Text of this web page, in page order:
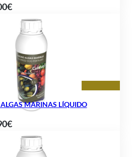
€Rango
de
precios:
desde
12.90€
hasta
88.00€
MARINAS LÍQUIDO
€Rango
de
precios: